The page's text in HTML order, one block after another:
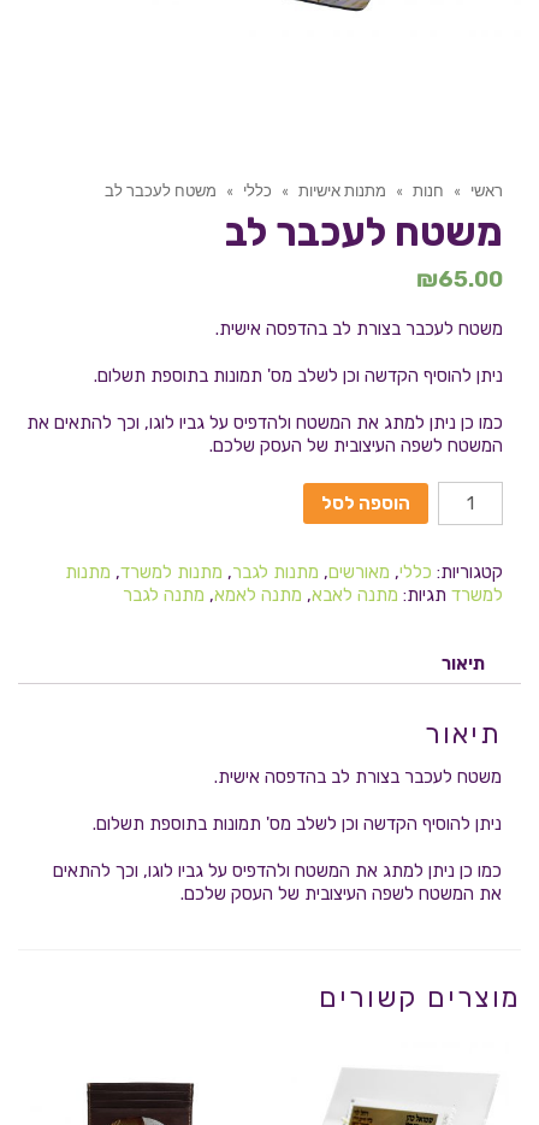
ראשי » חנות » מתנות אישיות » כללי » משטח לעכבר לב
משטח לעכבר לב
₪65.00
משטח לעכבר בצורת לב בהדפסה אישית.
ניתן להוסיף הקדשה וכן לשלב מס' תמונות בתוספת תשלום.
כמו כן ניתן למתג את המשטח ולהדפיס על גביו לוגו, וכך להתאים את
המשטח לשפה העיצובית של העסק שלכם.
הוספה לסל
קטגוריות: כללי, מאורשים, מתנות לגבר, מתנות למשרד, מתנות
למשרד תגיות: מתנה לאבא, מתנה לאמא, מתנה לגבר
תיאור
תיאור
משטח לעכבר בצורת לב בהדפסה אישית.
ניתן להוסיף הקדשה וכן לשלב מס' תמונות בתוספת תשלום.
כמו כן ניתן למתג את המשטח ולהדפיס על גביו לוגו, וכך להתאים
את המשטח לשפה העיצובית של העסק שלכם.
מוצרים קשורים